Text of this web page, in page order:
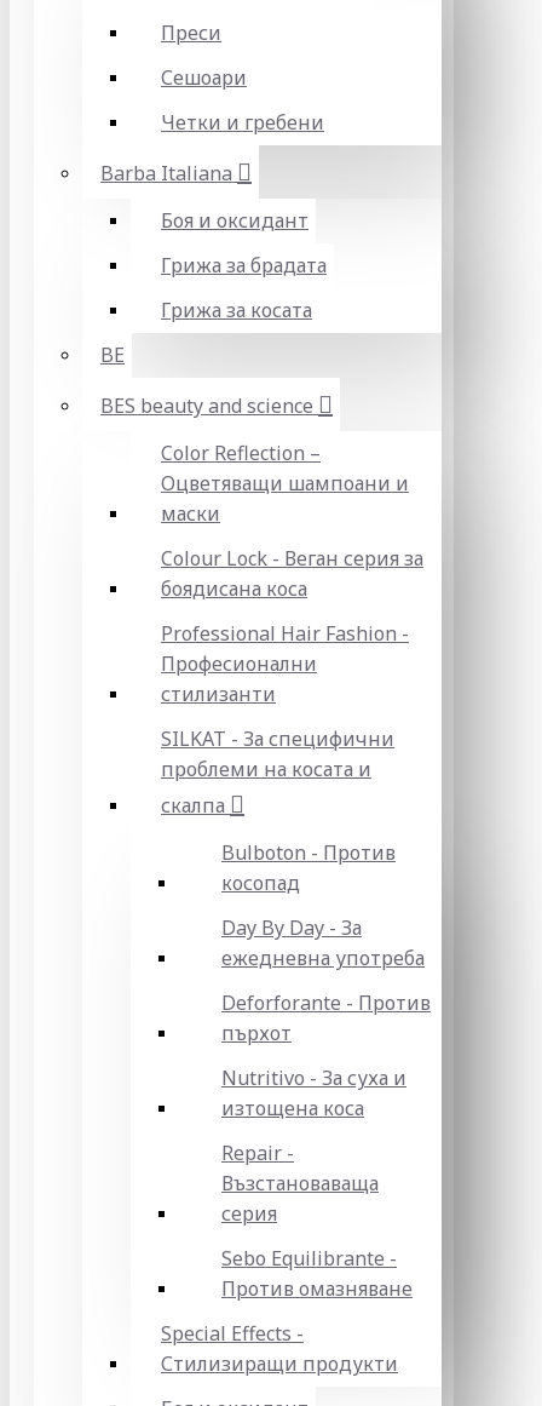
Преси
Сешоари
Четки и гребени
Barba Italiana
Боя и оксидант
Грижа за брадата
Грижа за косата
BE
BES beauty and science
Color Reflection –
Оцветяващи шампоани и
маски
Colour Lock - Веган серия за
боядисана коса
Professional Hair Fashion -
Професионални
стилизанти
SILKAT - За специфични
проблеми на косата и
скалпа
Bulboton - Против
косопад
Day By Day - За
ежедневна употреба
Deforforante - Против
пърхот
Nutritivo - За суха и
изтощена коса
Repair -
Възстановаваща
серия
Sebo Equilibrante -
Против омазняване
Special Effects -
Стилизиращи продукти